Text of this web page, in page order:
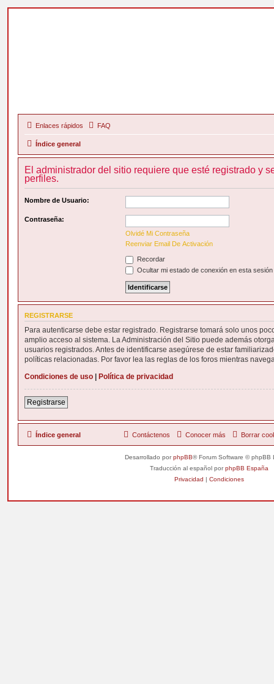
Enlaces rápidos FAQ
Índice general
El administrador del sitio requiere que esté registrado y
perfiles.
Nombre de Usuario:
Contraseña:
Olvidé Mi Contraseña
Reenviar Email De Activación
Recordar
Ocultar mi estado de conexión en esta sesión
REGISTRARSE
Para autenticarse debe estar registrado. Registrarse tomará solo unos
amplio acceso al sistema. La Administración del Sitio puede además
usuarios registrados. Antes de identificarse asegúrese de estar
políticas relacionadas. Por favor lea las reglas de los foros mientras
Condiciones de uso | Política de privacidad
Registrarse
Índice general Borrar
Conocer más
Contáctenos
Desarrollado porphpBB® Forum Software © phpBB
Traducción al español porphpBB España
Privacidad | Condiciones